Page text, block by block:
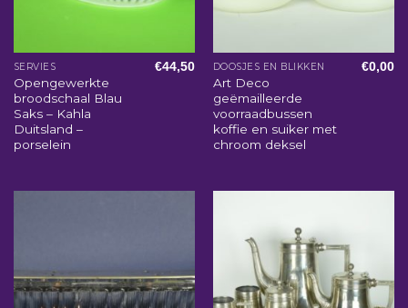
SERVIES
Opengewerkte
broodschaal Blau
Saks – Kahla
Duitsland –
porselein
€44,50 DOOSJES EN BLIKKEN
Art Deco
geëmailleerde
voorraadbussen
koffie en suiker met
chroom deksel
€0,00